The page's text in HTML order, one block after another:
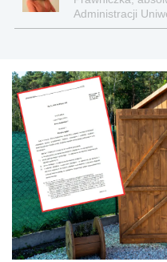
Administracji
w Poznaniu